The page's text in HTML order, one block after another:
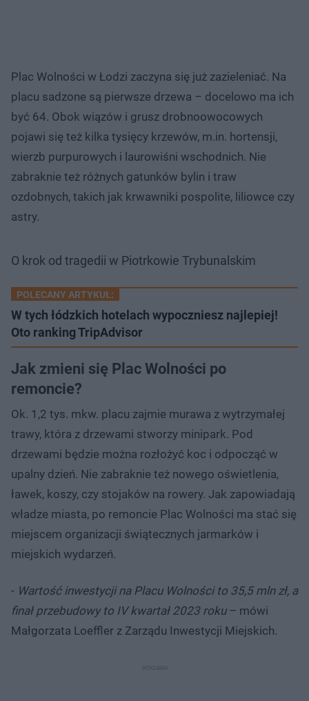
Plac Wolności w Łodzi zaczyna się już zazieleniać. Na
placu sadzone są pierwsze drzewa – docelowo ma ich
być 64. Obok wiązów i grusz drobnoowocowych
pojawi się też kilka tysięcy krzewów, m.in. hortensji,
wierzb purpurowych i laurowiśni wschodnich. Nie
zabraknie też różnych gatunków bylin i traw
ozdobnych, takich jak krwawniki pospolite, liliowce czy
astry.
O krok od tragedii w Piotrkowie Trybunalskim
POLECANY ARTYKUŁ:
W tych łódzkich hotelach wypoczniesz najlepiej!
Oto ranking TripAdvisor
Jak zmieni się Plac Wolności po
remoncie?
Ok. 1,2 tys. mkw. placu zajmie murawa z wytrzymałej
trawy, która z drzewami stworzy minipark. Pod
drzewami będzie można rozłożyć koc i odpocząć w
upalny dzień. Nie zabraknie też nowego oświetlenia,
ławek, koszy, czy stojaków na rowery. Jak zapowiadają
władze miasta, po remoncie Plac Wolności ma stać się
miejscem organizacji świątecznych jarmarków i
miejskich wydarzeń.
- Wartość inwestycji na Placu Wolności to 35,5 mln zł, a
finał przebudowy to IV kwartał 2023 roku– mówi
Małgorzata Loeffler z Zarządu Inwestycji Miejskich.